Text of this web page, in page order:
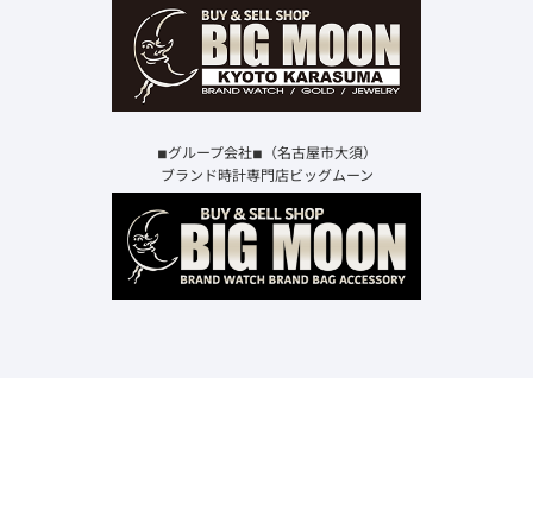
◾︎グループ会社◾︎（名古屋市大須）
ブランド時計専門店ビッグムーン